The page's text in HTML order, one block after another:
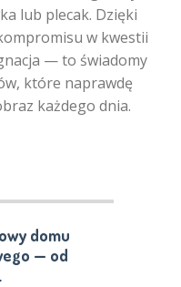
lub plecak. Dzięki
w kwestii
— to świadomy
które naprawdę
każdego dnia.
domu
— od